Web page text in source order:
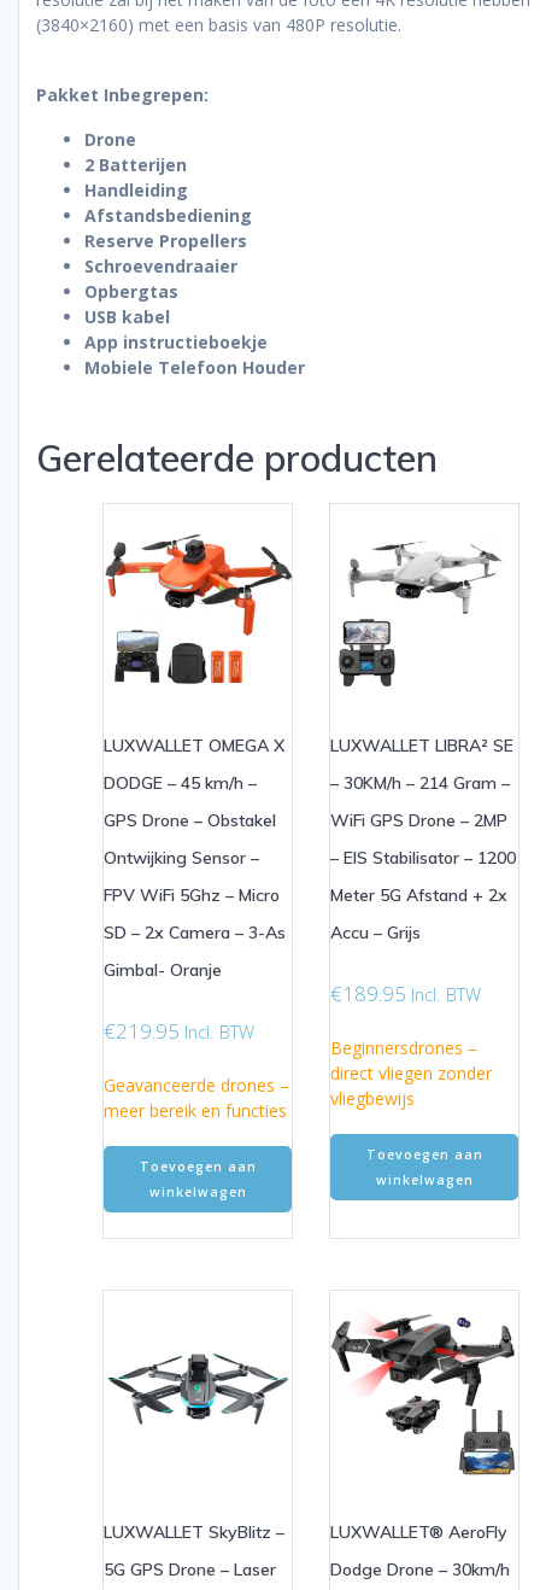
(3840×2160) met een basis van 480P resolutie.
Pakket Inbegrepen:
Drone
2 Batterijen
Handleiding
Afstandsbediening
Reserve Propellers
Schroevendraaier
Opbergtas
USB kabel
App instructieboekje
Mobiele Telefoon Houder
Gerelateerde producten
LUXWALLET OMEGA X
DODGE – 45 km/h –
GPS Drone – Obstakel
Ontwijking Sensor –
FPV WiFi 5Ghz – Micro
SD – 2x Camera – 3-As
Gimbal- Oranje
€219.95 Incl. BTW
Geavanceerde drones –
meer bereik en functies
Toevoegen aan
winkelwagen
LUXWALLET LIBRA² SE
– 30KM/h – 214 Gram –
WiFi GPS Drone – 2MP
– EIS Stabilisator – 1200
Meter 5G Afstand + 2x
Accu – Grijs
€189.95 Incl. BTW
Beginnersdrones –
direct vliegen zonder
vliegbewijs
Toevoegen aan
winkelwagen
LUXWALLET SkyBlitz –
5G GPS Drone – Laser
LUXWALLET® AeroFly
Dodge Drone – 30km/h